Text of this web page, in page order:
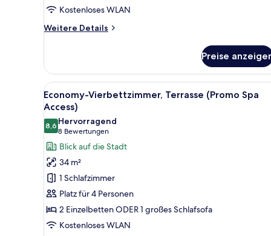
Kostenloses WLAN
Weitere Details
Weitere
Suite,
Terrasse,
eingeschränkter
Meerblick
Preise
Alle
Fotos
für
Economy-
Vierbettzimmer,
Terrasse
(Promo
Spa
Access)
anzeigen
Ein modernes Schlafzimmer
11
Economy-Vierbettzimmer, Terrasse (Promo Spa
Access)
8,68,6 von 10
Hervorragend
8 Bewertungen
(8
Bewertungen)
Blick auf die Stadt
34 m²
1 Schlafzimmer
Platz für 4 Personen
2 Einzelbetten ODER 1 großes Schlafsofa
Kostenloses WLAN